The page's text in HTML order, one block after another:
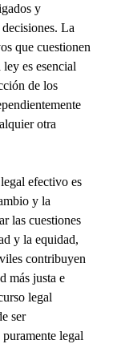
y
La
que cuestionen
es esencial
de los
otra
efectivo es
y la
las cuestiones
y la equidad,
contribuyen
más justa e
legal
ser
legal